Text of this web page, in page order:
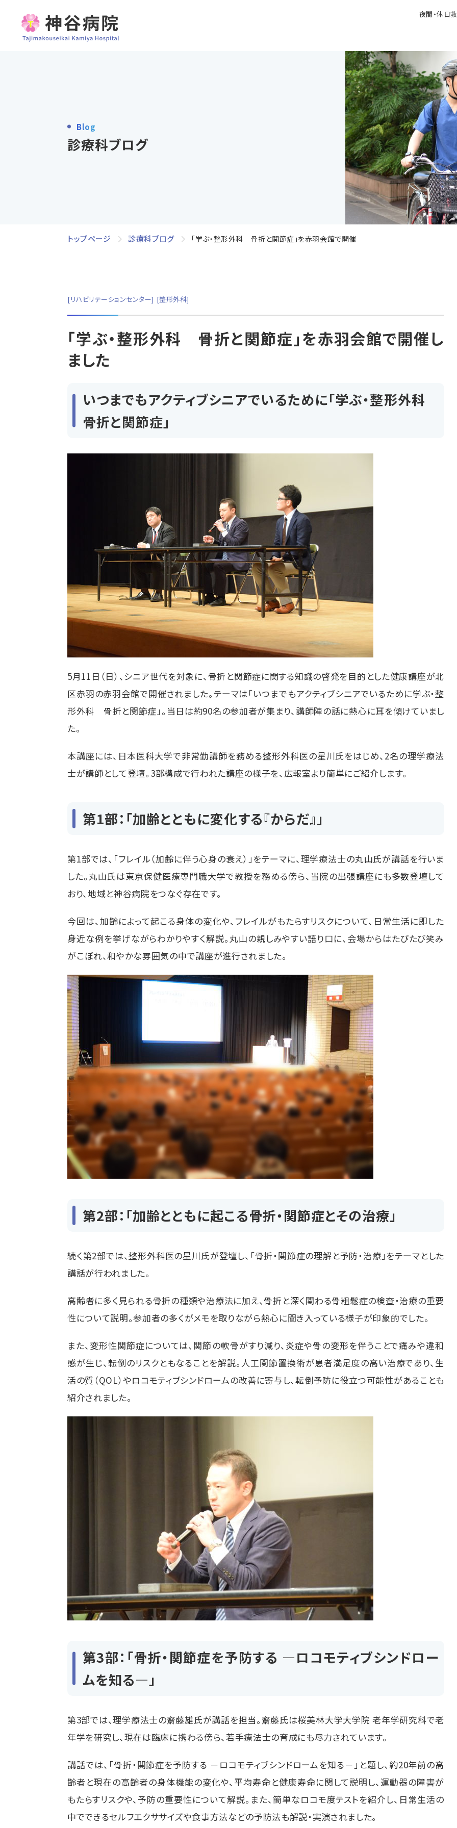
夜間・休日
Blog
診療科ブログ
トップページ 診療科ブログ 「学ぶ・整形外科 骨折と関節症」を赤羽会館で開催
リハビリテーションセンター 整形外科
「学ぶ・整形外科 骨折と関節症」を赤羽会館で開催し
ました
いつまでもアクティブシニアでいるために「学ぶ・整形外科
骨折と関節症」
5月11 日（日）、シニア世代を対象に、骨折と関節症に関する知識の啓発を目的とした健康講座が北
区赤羽の赤羽会館で開催されました。テーマは「いつまでもアクティブシニアでいるために学ぶ・整
形外科 骨折と関節症」。当日は約90名の参加者が集まり、講師陣の話に熱心に耳を傾けていまし
た。
本講座には、日本医科大学で非常勤講師を務める整形外科医の星川氏をはじめ、 2名の理学療法
士が講師として登壇。 3部構成で行われた講座の様子を、広報室より簡単にご紹介します。
第1部：「加齢とともに変化する『からだ』」
第1部では、「フレイル（加齢に伴う心身の衰え）」をテーマに、理学療法士の丸山氏が講話を行いま
した。丸山氏は東京保健医療専門職大学で教授を務める傍ら、当院の出張講座にも多数登壇して
おり、地域と神谷病院をつなぐ存在です。
今回は、加齢によって起こる身体の変化や、フレイルがもたらすリスクについて、日常生活に即した
身近な例を挙げながらわかりやすく解説。丸山の親しみやすい語り口に、会場からはたびたび笑み
がこぼれ、和やかな雰囲気の中で講座が進行されました。
第2部：「加齢とともに起こる骨折・関節症とその治療」
続く第2部では、整形外科医の星川氏が登壇し、「骨折・関節症の理解と予防・治療」をテーマとした
講話が行われました。
高齢者に多く見られる骨折の種類や治療法に加え、骨折と深く関わる骨粗鬆症の検査・治療の重要
性について説明。参加者の多くがメモを取りながら熱心に聞き入っている様子が印象的でした。
また、変形性関節症については、関節の軟骨がすり減り、炎症や骨の変形を伴うことで痛みや違和
感が生じ、転倒のリスクともなることを解説。人工関節置換術が患者満足度の高い治療であり、生
活の質（QOL）やロコモティブシンドロームの改善に寄与し、転倒予防に役立つ可能性があることも
紹介されました。
第3部：「骨折・関節症を予防する ―ロコモティブシンドロー
ムを知る―」
第3部では、理学療法士の齋藤雄氏が講話を担当。齋藤氏は桜美林大学大学院 老年学研究科で老
年学を研究し、現在は臨床に携わる傍ら、若手療法士の育成にも尽力されています。
講話では、「骨折・関節症を予防する －ロコモティブシンドロームを知る－」と題し、約20年前の高
齢者と現在の高齢者の身体機能の変化や、平均寿命と健康寿命に関して説明し、運動器の障害が
もたらすリスクや、予防の重要性について解説。また、簡単なロコモ度テストを紹介し、日常生活の
中でできるセルフエクササイズや食事方法などの予防法も解説・実演されました。